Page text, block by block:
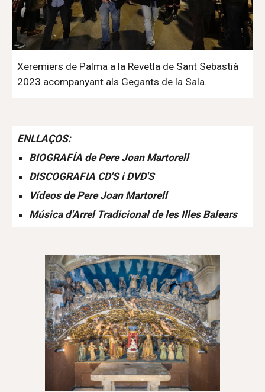
Xeremiers de Palma a la Revetla de Sant Sebastià
2023 acompanyant als Gegants de la Sala.
ENLLAÇOS:
BIOGRAFÍA de Pere Joan Martorell
DISCOGRAFIA CD'S i DVD'S
Vídeos de Pere Joan Martorell
Música d'Arrel Tradicional de les Illes Balears